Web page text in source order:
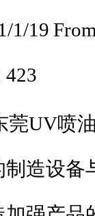
1/19
423
UV喷
制造设备